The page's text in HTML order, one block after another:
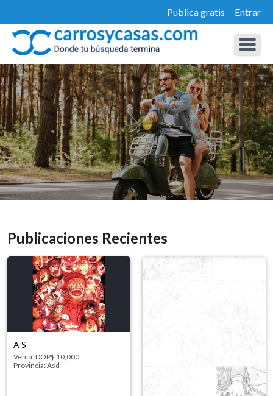
Publica gratis Entrar
Publicaciones Recientes
A S
Venta: DOP$ 10,000
Provincia:Asd